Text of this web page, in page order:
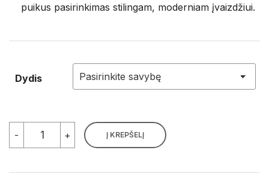
puikus pasirinkimas stilingam, moderniam įvaizdžiui.
Dydis
-
kiekis:
Baziniai
marškinėliai
+ Į KREPŠELĮ